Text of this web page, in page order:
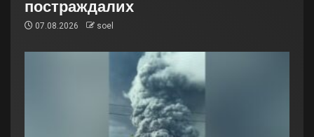
постраждалих
07.08.2026 soel